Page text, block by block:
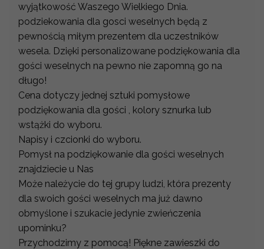
wyjątkowość Waszego Wielkiego Dnia.
podziekowania dla gosci weselnych będą z
pewnością miłym prezentem dla uczestników
wesela. Dzięki personalizowane podziękowania dla
gości weselnych na pewno nie zapomną go na
długo!
Cena dotyczy jednej sztuki pomysłowe
podziękowania dla gości , kolory sznurka lub
wstążki do wyboru.
Napisy i czcionki do wyboru.
Pomysł na podziękowanie dla gości weselnych
znajdziecie u Nas
Może należycie do tej grupy ludzi, która prezenty
dla swoich gości weselnych ma już dawno
obmyślone i szukacie jedynie zwieńczenia
upominku?
Przychodzimy z pomocą! Piękne zawieszki do